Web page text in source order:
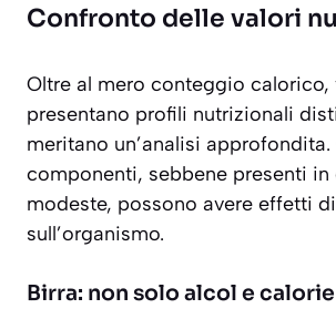
Confronto delle valori
Oltre al mero conteggio calorico,
presentano profili nutrizionali
meritano un’analisi approfondita.
componenti, sebbene presenti in
modeste, possono avere effetti
sull’organismo.
Birra: non solo alcol e calorie